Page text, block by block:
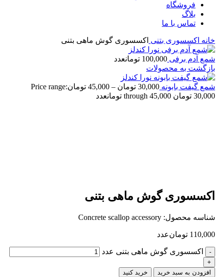
فروشگاه
بلاگ
تماس با ما
خانه اکسسوری بتنی اکسسوری گوش ماهی بتنی
شمع آدم برفی 100,000 تومانعدد
بازگشت به محصولات
شمع گیفت بابونه 30,000 تومان –
45,000 تومانPrice range:
30,000 تومان through 45,000 تومان
عدد
اکسسوری گوش ماهی بتنی
شناسه محصول: Concrete scallop accessory
110,000 تومانعدد
اکسسوری گوش ماهی بتنی عدد
افزودن به سبد خرید خرید کنید